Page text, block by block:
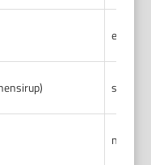
sehr
nicht